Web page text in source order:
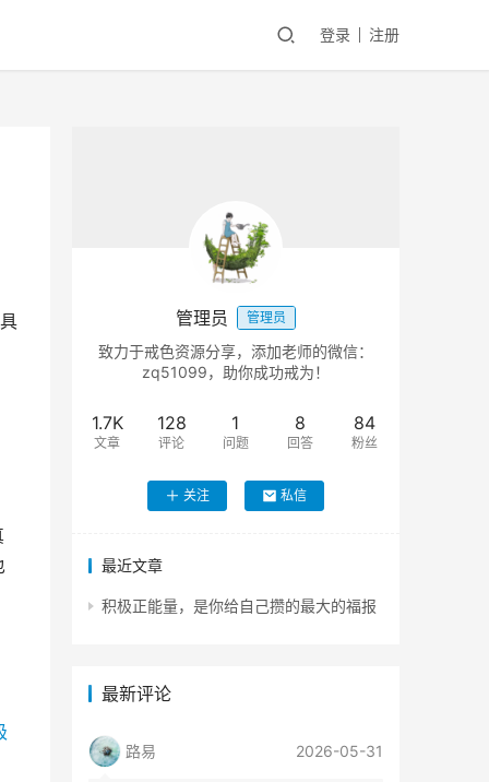
登录 注册
管理员 管理员
致力于戒色资源分享，添加老师的微信：
zq51099，助你成功戒为！
1.7K
文章
128
评论
1
问题
8
回答
84
粉丝
关注 私信
最近文章
积极正能量，是你给自己攒的最大的福报
最新评论
路易 2026-05-31